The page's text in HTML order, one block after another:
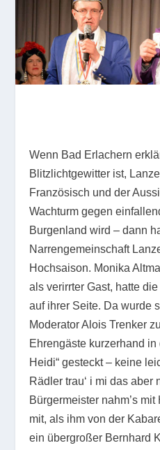
Wenn Bad Erlachern
Blitzlichtgewitter ist,
Französisch und der
Wachturm gegen
Burgenland wird – dann
Narrengemeinschaft
Hochsaison. Monika
als verirrter Gast, hatte
auf ihrer Seite. Da wurde
Moderator Alois Trenker
Ehrengäste kurzerhand
Heidi“ gesteckt – keine
Rädler trau‘ i mi das aber
Bürgermeister nahm’s
mit, als ihm von der
ein übergroßer Bernhard